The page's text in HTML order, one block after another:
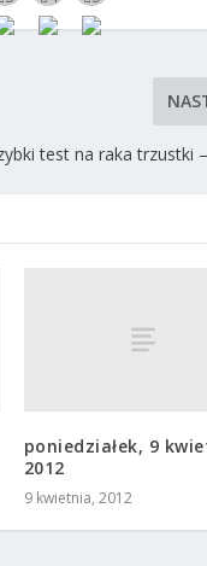
test na raka trzustki
poniedziałek, 9
2012
9 kwietnia, 2012